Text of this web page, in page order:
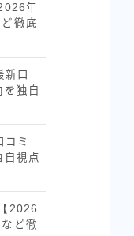
年
徹底
新口
独自
コミ
自視点
2026
ど徹